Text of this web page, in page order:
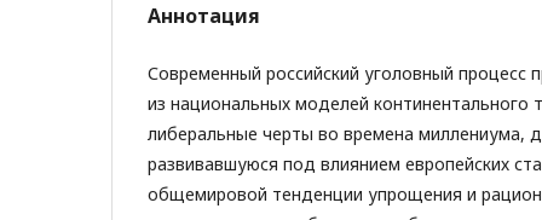
Аннотация
Современный российский уголовный процесс
из национальных моделей континентального
либеральные черты во времена миллениума,
развивавшуюся под влиянием европейских
общемировой тенденции упрощения и